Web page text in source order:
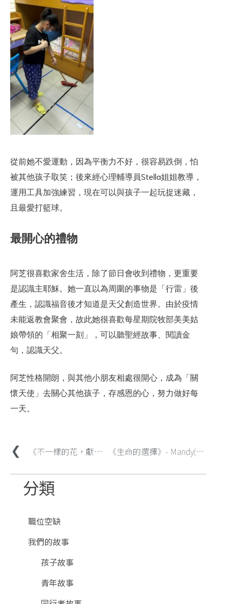
從前她不愛運動，因為平衡力不好，很容易跌倒，怕
被其他孩子取笑；後來經心理輔導員Stella姐姐教導，
運用工具加強練習，現在可以與孩子一起玩捉迷藏，
且最愛打籃球。
最開心的禮物
阿芝很喜歡家舍生活，除了節日會收到禮物，更重要
是認識主耶穌。她一直以為周圍的事物是「行雷」後
產生，認識福音後才知道是天父創造世界。由於疫情
未能返教會聚會，故此她很喜歡每星期院牧部美美姑
娘帶領的「相聚一刻」，可以聽聖經故事、閱讀金
句，認識天父。
阿芝性格開朗，與其他小朋友相處很開心，成為「關
懷天使」去關心其他孩子，存感恩的心，努力做好每
一天。
《生命的選擇》- Mandy(化名)
《不一樣的花，獻給偉大的媽媽》– 路得家
分類
職位空缺
我們的故事
孩子故事
青年故事